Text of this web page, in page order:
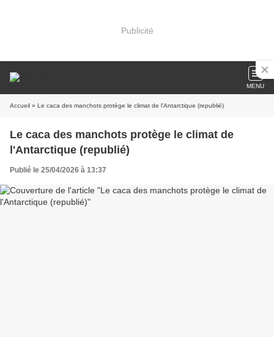
Publicité
MENU
Accueil » Le caca des manchots protège le climat de l'Antarctique (republié)
Le caca des manchots protège le climat de
l'Antarctique (republié)
Publié le 25/04/2026 à 13:37